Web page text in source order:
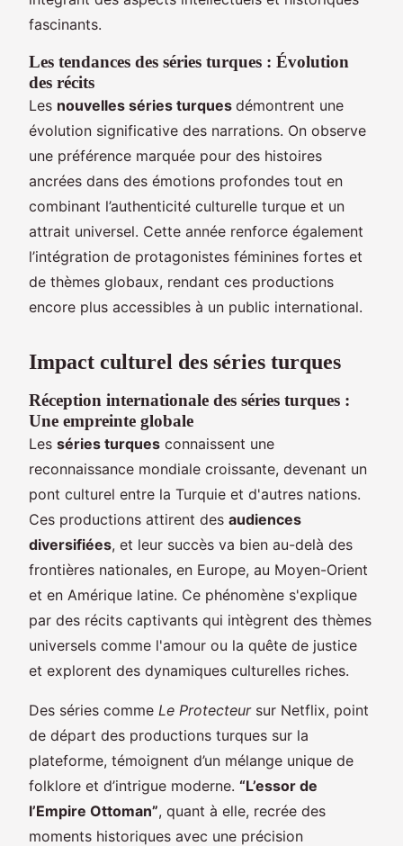
fascinants.
Les tendances des séries turques : Évolution
des récits
Les nouvelles séries turques démontrent une
évolution significative des narrations. On observe
une préférence marquée pour des histoires
ancrées dans des émotions profondes tout en
combinant l’authenticité culturelle turque et un
attrait universel. Cette année renforce également
l’intégration de protagonistes féminines fortes et
de thèmes globaux, rendant ces productions
encore plus accessibles à un public international.
Impact culturel des séries turques
Réception internationale des séries turques :
Une empreinte globale
Les séries turques connaissent une
reconnaissance mondiale croissante, devenant un
pont culturel entre la Turquie et d'autres nations.
Ces productions attirent des audiences
diversifiées, et leur succès va bien au-delà des
frontières nationales, en Europe, au Moyen-Orient
et en Amérique latine. Ce phénomène s'explique
par des récits captivants qui intègrent des thèmes
universels comme l'amour ou la quête de justice
et explorent des dynamiques culturelles riches.
Des séries comme Le Protecteursur Netflix, point
de départ des productions turques sur la
plateforme, témoignent d’un mélange unique de
folklore et d’intrigue moderne. “L’essor de
l’Empire Ottoman”, quant à elle, recrée des
moments historiques avec une précision